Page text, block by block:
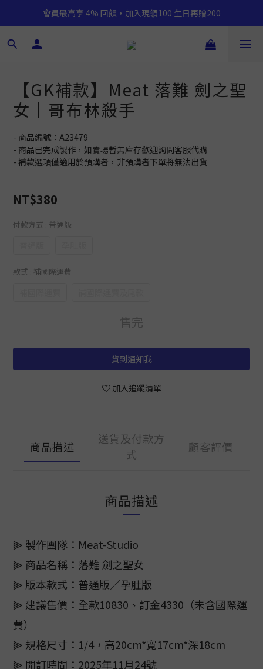
會員最高享 4% 回饋，加入現領100 生日再贈200
【GK補款】Meat 落難 劍之聖
女｜哥布林殺手
- 商品編號：A23479
- 商品已完成製作，如賣場暫無庫存歡迎詢問客服代購
- 補款選項僅適用於預購者，非預購者下單將無法出貨
NT$380
付款方式 : 普通版
款式 : 補國際運費
售完
貨到通知我
加入追蹤清單
商品描述
送貨及付款方
式
顧客評價
商品描述
⫸ 製作團隊：Meat-Studio
⫸ 商品名稱：落難 劍之聖女
⫸ 版本款式：普通版／孕肚版
⫸ 建議售價：全款10830、訂金4330（未含國際運
費）
⫸ 規格尺寸：1/4，高20cm*寬17cm*深18cm
⫸ 開訂時間：2025年11月24號